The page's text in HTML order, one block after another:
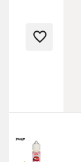
favorite_border